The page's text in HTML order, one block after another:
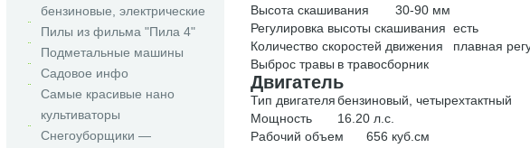
бензиновые, электрические
Пилы из фильма "Пила 4"
Подметальные машины
Садовое инфо
Самые красивые нано
культиваторы
Снегоуборщики —
Высота скашивания
30-90 мм
Регулировка высоты скашивания есть
Количество скоростей движения
плавная
Выброс травы в травосборник
Двигатель
Тип двигателябензиновый, четырехтактный
Мощность
16.20 л.с.
Рабочий объем
656 куб.см